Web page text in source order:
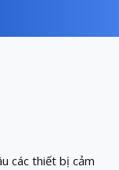
các thiết bị cảm